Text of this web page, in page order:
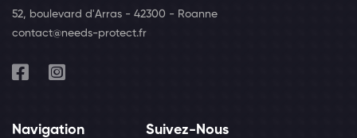
52, boulevard d'Arras - 42300 - Roanne
contact@needs-protect.fr
Navigation Suivez-Nous